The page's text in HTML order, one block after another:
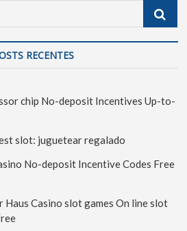
RECENTES
chip No-deposit Incentives Up-to-
slot: juguetear regalado
No-deposit Incentive Codes Free
Haus Casino slot games On line slot